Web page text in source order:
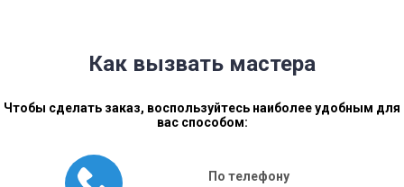
Как вызвать мастера
Чтобы сделать заказ, воспользуйтесь наиболее удобным для
вас способом:
По телефону